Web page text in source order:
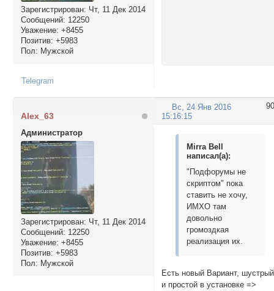
Зарегистрирован: Чт, 11 Дек 2014
Сообщений: 12250
Уважение: +8455
Позитив: +5983
Пол: Мужской
Telegram
90
Вс, 24 Янв 2016
15:16:15
Alex_63
Администратор
Зарегистрирован: Чт, 11 Дек 2014
Сообщений: 12250
Уважение: +8455
Позитив: +5983
Пол: Мужской
Mirra Bell
написал(а):
"Подфорумы не
скриптом" пока
ставить не хочу,
ИМХО там
довольно
громоздкая
реализация их.
Есть новый Вариант, шустрый
и простой в установке =>